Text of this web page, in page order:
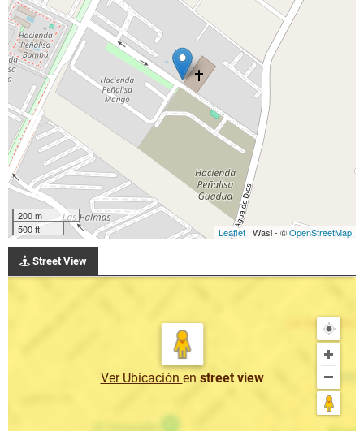
200 m
500 ft
Leaflet | Wasi - ©OpenStreetMap
Street View
Ver Ubicación en street view